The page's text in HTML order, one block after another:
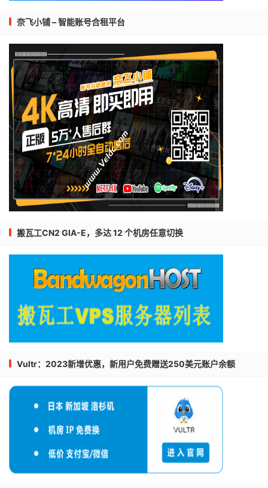
奈飞小铺 – 智能账号合租平台
搬瓦工CN2 GIA-E，多达 12 个机房任意切换
Vultr：2023新增优惠，新用户免费赠送250美元账户余额